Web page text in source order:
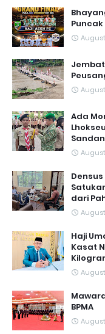
Puncak
Ada
dari
Haji
Kasat
BPMA